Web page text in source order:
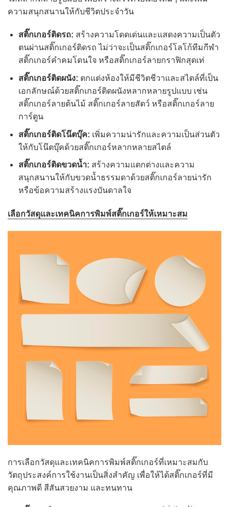
ความสนุกสนานให้กับชีวิตประจำวัน
สติ๊กเกอร์ติดรถ: สร้างความโดดเด่นและแสดงความเป็นตัว
ตนผ่านสติ๊กเกอร์ติดรถ ไม่ว่าจะเป็นสติ๊กเกอร์โลโก้ทีมกีฬา
สติ๊กเกอร์คำคมโดนใจ หรือสติ๊กเกอร์ลายกราฟิกสุดเท่
สติ๊กเกอร์ติดผนัง: ตกแต่งห้องให้มีชีวิตชีวาและสไตล์ที่เป็น
เอกลักษณ์ด้วยสติ๊กเกอร์ติดผนังหลากหลายรูปแบบ เช่น
สติ๊กเกอร์ลายต้นไม้ สติ๊กเกอร์ลายสัตว์ หรือสติ๊กเกอร์ลาย
การ์ตูน
สติ๊กเกอร์ติดโน๊ตบุ๊ค: เพิ่มความน่ารักและความเป็นส่วนตัว
ให้กับโน๊ตบุ๊คด้วยสติ๊กเกอร์หลากหลายสไตล์
สติ๊กเกอร์ติดขวดน้ำ: สร้างความแตกต่างและความ
สนุกสนานให้กับขวดน้ำธรรมดาด้วยสติ๊กเกอร์ลายน่ารัก
หรือข้อความสร้างแรงบันดาลใจ
เลือกวัสดุและเทคนิคการพิมพ์สติ๊กเกอร์ให้เหมาะสม
การเลือกวัสดุและเทคนิคการพิมพ์สติ๊กเกอร์ที่เหมาะสมกับ
วัตถุประสงค์การใช้งานเป็นสิ่งสำคัญ เพื่อให้ได้สติ๊กเกอร์ที่มี
คุณภาพดี สีสันสวยงาม และทนทาน